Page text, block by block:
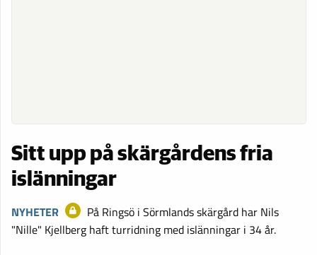
Sitt upp på skärgårdens fria
islänningar
NYHETER
På Ringsö i Sörmlands skärgård har Nils
"Nille" Kjellberg haft turridning med islänningar i 34 år.